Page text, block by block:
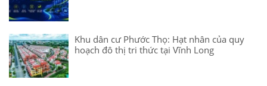
Khu dân cư Phước Thọ: Hạt nhân của quy
hoạch đô thị tri thức tại Vĩnh Long